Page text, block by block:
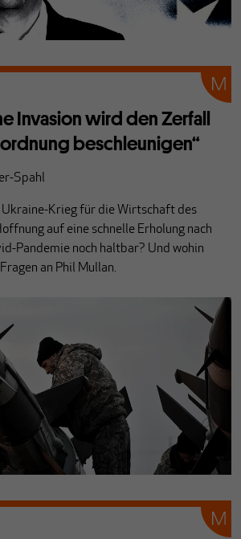
Invasion wird den Zerfall
beschleunigen“
Spahl
Krieg für die Wirtschaft des
auf eine schnelle Erholung nach
Pandemie noch haltbar? Und wohin
an Phil Mullan.